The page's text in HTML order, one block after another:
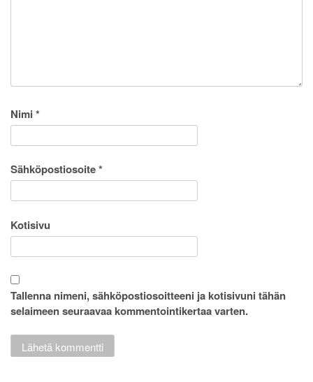
Nimi *
Sähköpostiosoite*
Kotisivu
Tallenna nimeni, sähköpostiosoitteeni ja kotisivuni tähän
selaimeen seuraavaa kommentointikertaa varten.